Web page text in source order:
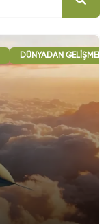
DÜNYADAN